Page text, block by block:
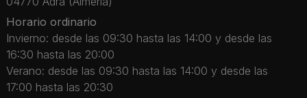
Horario ordinario
Invierno: desde las 09:30 hasta las 14:00 y desde las
16:30 hasta las 20:00
Verano: desde las 09:30 hasta las 14:00 y desde las
17:00 hasta las 20:30